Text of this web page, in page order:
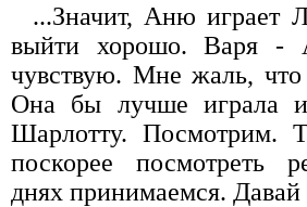
...Значит, Аню играет
выйти хорошо. Варя -
чувствую. Мне жаль,
Она бы лучше играла
Шарлотту. Посмотрим.
поскорее посмотреть
днях принимаемся. Давай